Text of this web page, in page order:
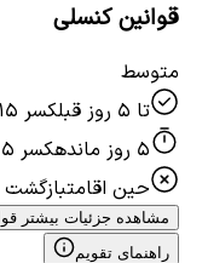
قوانین کنسلی
متوسط
تا ۵ روز قبل
کسر ۱۵٪
۵ روز مانده
کسر ۱۵٪ + شب اول + ۵۰٪
حین اقامتبازگشت ۵۰٪ مبلغ
مشاهده جزئیات بیشتر
راهنمای تقویم